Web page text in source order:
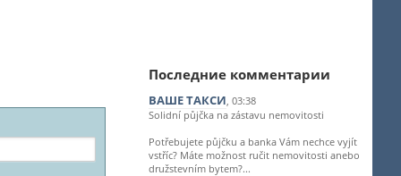
Последние комментарии
ВАШЕ ТАКСИ, 03:38
Solidní půjčka na zástavu nemovitosti
Potřebujete půjčku a banka Vám nechce vyjít
vstříc? Máte možnost ručit nemovitosti anebo
družstevním bytem?...